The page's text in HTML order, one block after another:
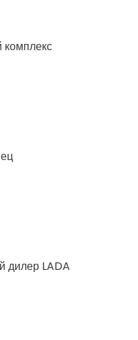
комплекс
дилер LADA